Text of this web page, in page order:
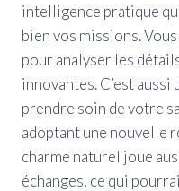
intelligence pratique
bien vos missions.
pour analyser les
innovantes. C’est
prendre soin de votre
adoptant une nouvelle
charme naturel joue
échanges, ce qui